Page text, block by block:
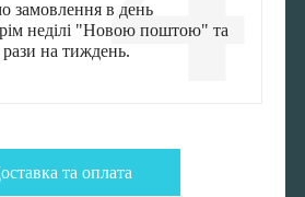
замовлення в день
неділі "Новою поштою" та
на тиждень.
та оплата